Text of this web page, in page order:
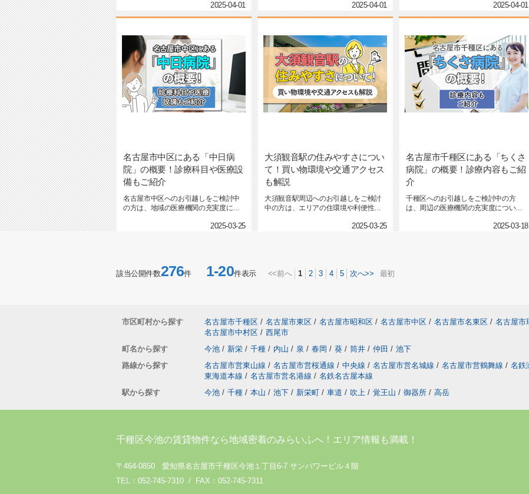
2025-04-01 2025-04-01 2025-04-01
名古屋市中区にある「中日病
院」の概要！診療科目や医療設
備もご紹介
名古屋市中区へのお引越しをご検討中
の方は、地域の医療機関の充実度につ
2025-03-25
大須観音駅の住みやすさについ
て！買い物環境や交通アクセス
も解説
大須観音駅周辺へのお引越しをご検討
中の方は、エリアの住環境や利便性に
2025-03-25
名古屋市千種区にある「ちくさ
病院」の概要！診療内容もご紹
介
千種区へのお引越しをご検討中の方
は、周辺の医療機関の充実度について
2025-03-18
該当公開件数276件1-20件表示 <<前へ 1 2 3 4 5 次へ>> 最初
市区町村から探す 名古屋市千種区 / 名古屋市東区 / 名古屋市昭和区 / 名古屋市中区 / 名古屋市名東区 / 名古屋市
名古屋市中村区 / 西尾市
町名から探す
今池 / 新栄 / 千種 / 内山 / 泉 / 春岡 / 葵 / 筒井 / 仲田 / 池下
路線から探す
名古屋市営東山線 / 名古屋市営桜通線 / 中央線 / 名古屋市営名城線 / 名古屋市営鶴舞線 / 名鉄
東海道本線 / 名古屋市営名港線 / 名鉄名古屋本線
駅から探す
今池 / 千種 / 本山 / 池下 / 新栄町 / 車道 / 吹上 / 覚王山 / 御器所 / 高岳
千種区今池の賃貸物件なら地域密着のみらいふへ！エリア情報も満載！
〒464-0850 愛知県名古屋市千種区今池１丁目6-7 サンパワービル４階
TEL：052-745-7310 / FAX：052-745-7311